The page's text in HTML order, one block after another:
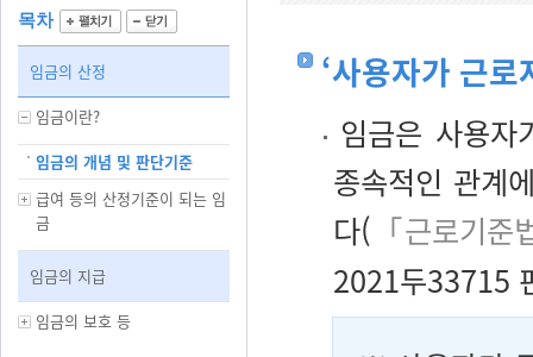
목차
임금의 산정
임금이란?
임금의 개념 및 판단기준
급여 등의 산정기준이 되는 임
금
임금의 지급
임금의 보호 등
‘사용자가 근
임금은 사용
종속적인 관계
다( 「근로기
2021두33715